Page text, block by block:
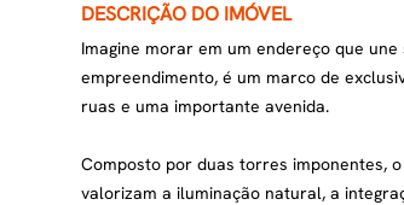
DESCRIÇÃO DO IMÓVEL
Imagine morar em um endereço que
empreendimento, é um marco de
ruas e uma importante avenida.
Composto por duas torres imponentes,
valorizam a iluminação natural, a